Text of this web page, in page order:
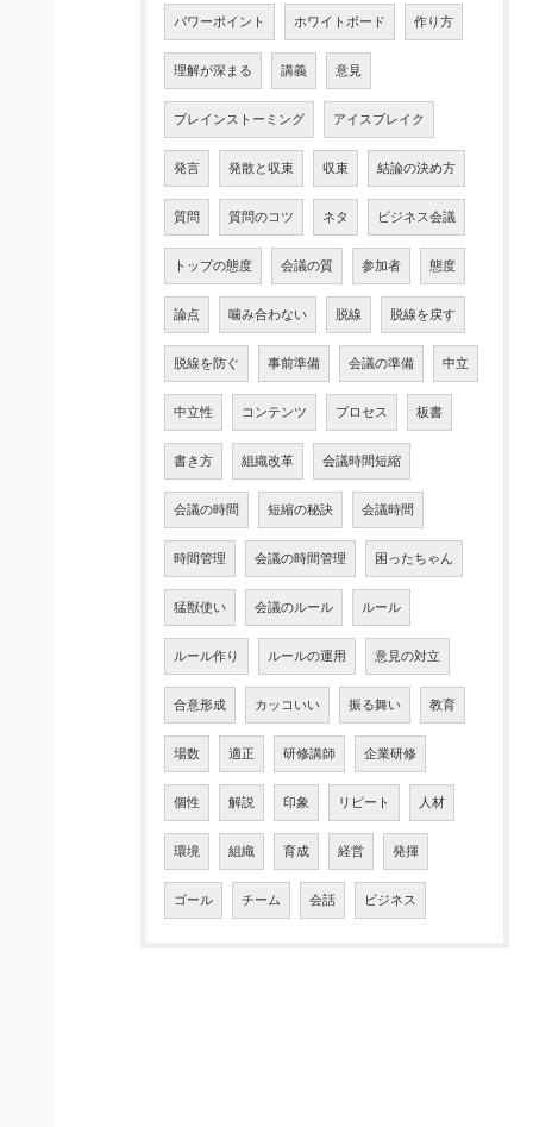
パワーポイント ホワイトボード 作り方
理解が深まる 講義 意見
ブレインストーミング アイスブレイク
発言 発散と収束 収束 結論の決め方
質問 質問のコツ ネタ ビジネス会議
トップの態度 会議の質 参加者 態度
論点 噛み合わない 脱線 脱線を戻す
脱線を防ぐ 事前準備 会議の準備 中立
中立性 コンテンツ プロセス 板書
書き方 組織改革 会議時間短縮
会議の時間 短縮の秘訣 会議時間
時間管理 会議の時間管理 困ったちゃん
猛獣使い 会議のルール ルール
ルール作り ルールの運用 意見の対立
合意形成 カッコいい 振る舞い 教育
場数 適正 研修講師 企業研修
個性 解説 印象 リピート 人材
環境 組織 育成 経営 発揮
ゴール チーム 会話 ビジネス